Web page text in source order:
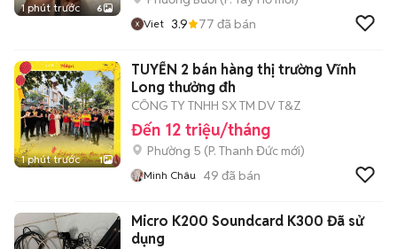
1 phút trước 6
Viet 3.9 77 đã bán
1 phút trước 1
TUYỂN 2 bán hàng thị trường Vĩnh
Long thưởng đh
CÔNG TY TNHH SX TM DV T&Z
Đến 12 triệu/tháng
Phường 5 (P. Thanh Đức mới)
Minh Châu 49 đã bán
Micro K200 Soundcard K300 Đã sử
dụng